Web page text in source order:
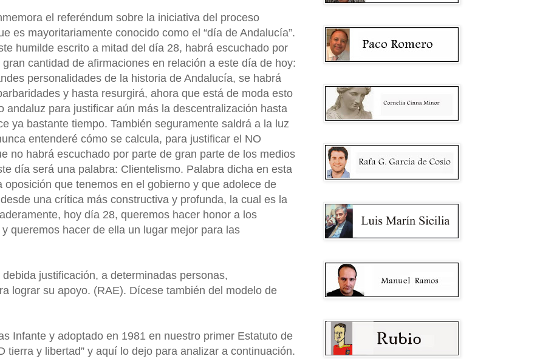
el referéndum sobre la iniciativa del proceso
es mayoritariamente conocido como el “día de Andalucía”.
humilde escrito a mitad del día 28, habrá escuchado por
cantidad de afirmaciones en relación a este día de hoy:
personalidades de la historia de Andalucía, se habrá
y hasta resurgirá, ahora que está de moda esto
para justificar aún más la descentralización hasta
ya bastante tiempo. También seguramente saldrá a la luz
entenderé cómo se calcula, para justificar el NO
no habrá escuchado por parte de gran parte de los medios
día será una palabra: Clientelismo. Palabra dicha en esta
que tenemos en el gobierno y que adolece de
una crítica más constructiva y profunda, la cual es la
hoy día 28, queremos hacer honor a los
queremos hacer de ella un lugar mejor para las
justificación, a determinadas personas,
lograr su apoyo. (RAE). Dícese también del modelo de
Infante y adoptado en 1981 en nuestro primer Estatuto de
tierra y libertad” y aquí lo dejo para analizar a continuación.